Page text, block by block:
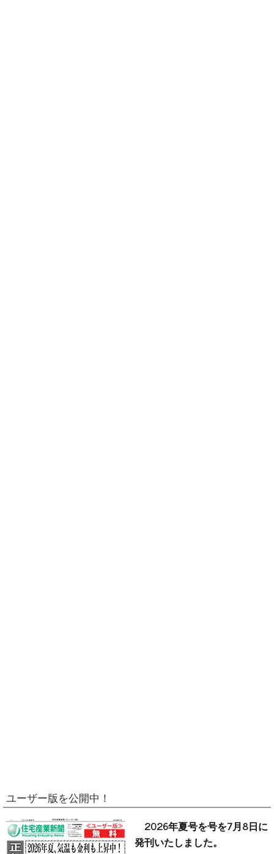
ユーザー版を公開中！
2026年夏号を号を7月8日に
発刊いたしました。